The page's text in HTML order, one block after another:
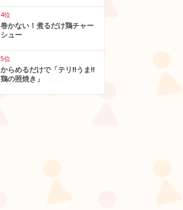
4位
巻かない！煮るだけ鶏チャー
シュー
5位
からめるだけで「テリ‼うま‼
鶏の照焼き」